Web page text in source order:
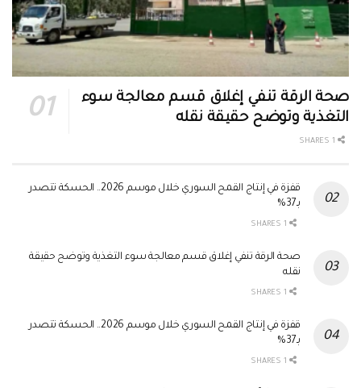
صحة الرقة تنفي إغلاق قسم معالجة سوء
التغذية وتوضح حقيقة نقله
قفزة في إنتاج القمح السوري خلال موسم 2026.. الحسكة تتصدر
بـ37%
صحة الرقة تنفي إغلاق قسم معالجة سوء التغذية وتوضح حقيقة
نقله
قفزة في إنتاج القمح السوري خلال موسم 2026.. الحسكة تتصدر
بـ37%